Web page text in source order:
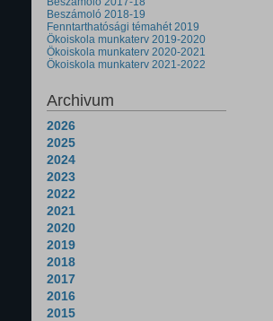
Beszámoló 2018-19
Fenntarthatósági témahét 2019
Ökoiskola munkaterv 2019-2020
Ökoiskola munkaterv 2020-2021
Ökoiskola munkaterv 2021-2022
Archivum
2026
2025
2024
2023
2022
2021
2020
2019
2018
2017
2016
2015